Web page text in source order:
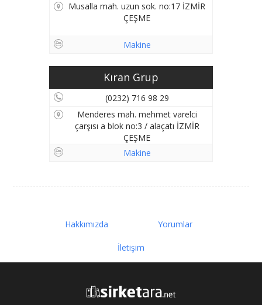
Musalla mah. uzun sok. no:17 İZMİR
ÇEŞME
Makine
Kıran Grup
(0232) 716 98 29
Menderes mah. mehmet varelci
çarşısı a blok no:3 / alaçatı İZMİR
ÇEŞME
Makine
Hakkımızda Yorumlar
İletişim